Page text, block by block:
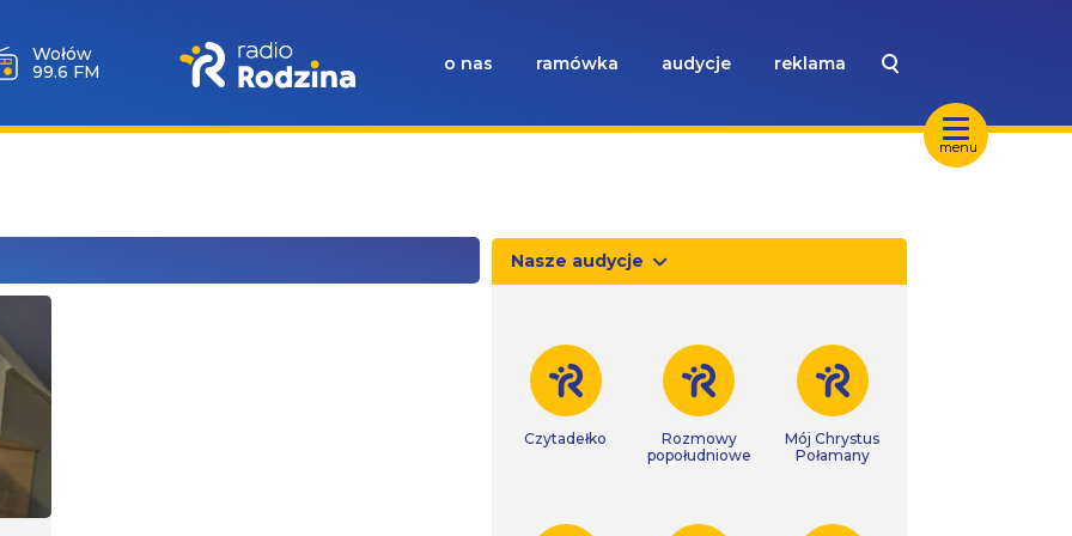
menu
Wołów
99.6 FM
o nas ramówka audycje reklama
Nasze audycje
Czytadełko
Rozmowy
popołudniowe
Mój Chrystus
Połamany